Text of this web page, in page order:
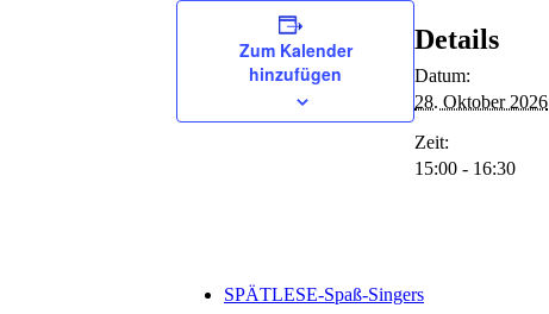
Zum Kalender
hinzufügen
Details
Datum:
28. Oktober 2026
Zeit:
15:00 - 16:30
SPÄTLESE-Spaß-Singers